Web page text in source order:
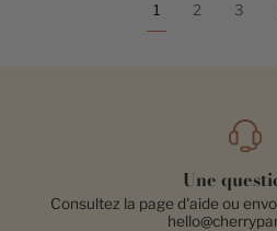
1 2 3
Une
Consultez la page d'aide ou